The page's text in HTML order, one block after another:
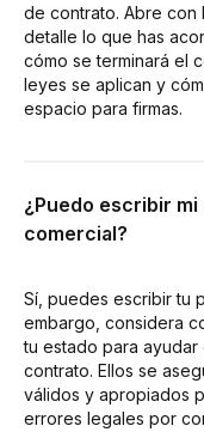
de contrato. Abre con
detalle lo que has
cómo se terminará el
leyes se aplican y
espacio para firmas.
¿Puedo escribir
comercial?
Sí, puedes escribir tu
embargo, considera
tu estado para
contrato. Ellos se
válidos y apropiados
errores legales por